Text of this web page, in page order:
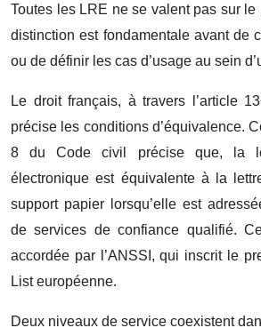
Toutes les LRE ne se valent pas sur
distinction est fondamentale avant de
ou de définir les cas d’usage au sein
Le droit français, à travers l’article
précise les conditions d’équivalence.
8 du Code civil précise que, la
électronique est équivalente à la
support papier lorsqu’elle est
de services de confiance qualifié.
accordée par l’ANSSI, qui inscrit le
List européenne.
Deux niveaux de service coexistent